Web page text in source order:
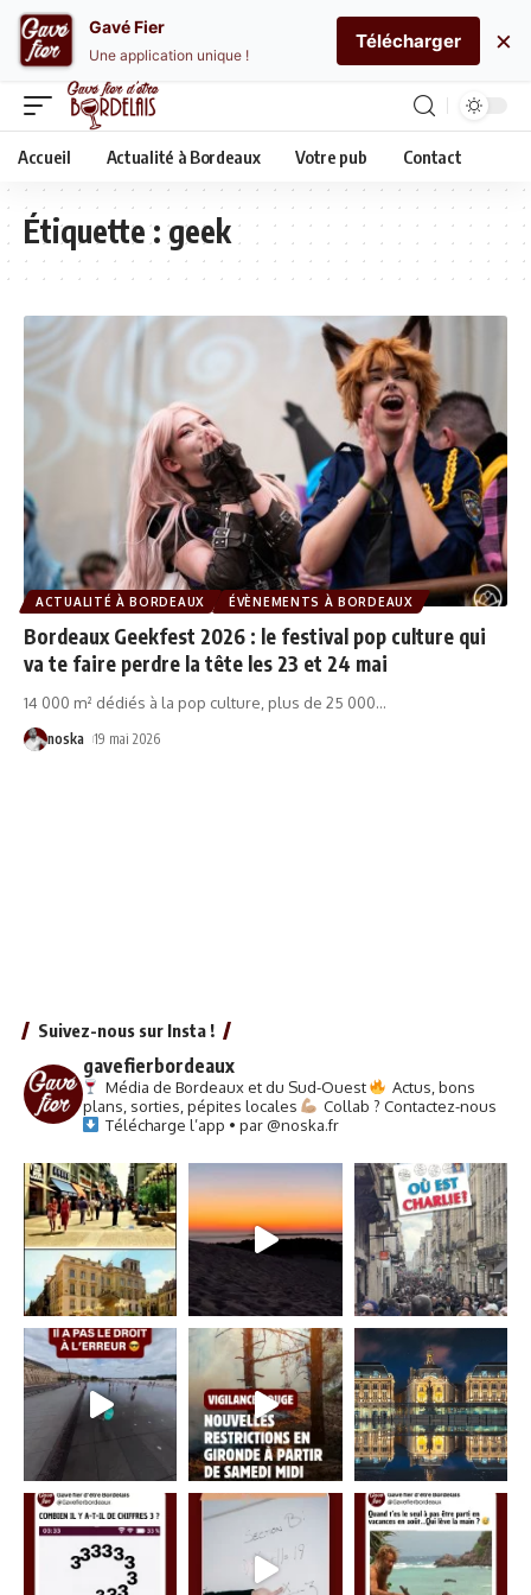
Accueil Actualité à Bordeaux Votre pub Contact
Étiquette :geek
ACTUALITÉ À BORDEAUX ÉVÈNEMENTS À BORDEAUX
Bordeaux Geekfest 2026 : le festival pop culture qui
va te faire perdre la tête les 23 et 24 mai
14 000 m² dédiés à la pop culture, plus de 25 000…
noska 19 mai 2026
Suivez-nous sur Insta !
gavefierbordeaux
Média de Bordeaux et du Sud-Ouest
Actus, bons
plans, sorties, pépites locales
Collab ? Contactez-nous
Télécharge l’app • par @noska.fr
Gavé Fier
Une application unique !
Télécharger ×